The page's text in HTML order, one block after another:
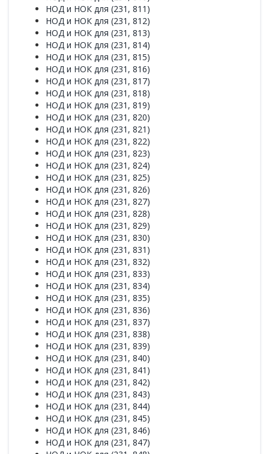
НОД и НОК для (231, 811)
НОД и НОК для (231, 812)
НОД и НОК для (231, 813)
НОД и НОК для (231, 814)
НОД и НОК для (231, 815)
НОД и НОК для (231, 816)
НОД и НОК для (231, 817)
НОД и НОК для (231, 818)
НОД и НОК для (231, 819)
НОД и НОК для (231, 820)
НОД и НОК для (231, 821)
НОД и НОК для (231, 822)
НОД и НОК для (231, 823)
НОД и НОК для (231, 824)
НОД и НОК для (231, 825)
НОД и НОК для (231, 826)
НОД и НОК для (231, 827)
НОД и НОК для (231, 828)
НОД и НОК для (231, 829)
НОД и НОК для (231, 830)
НОД и НОК для (231, 831)
НОД и НОК для (231, 832)
НОД и НОК для (231, 833)
НОД и НОК для (231, 834)
НОД и НОК для (231, 835)
НОД и НОК для (231, 836)
НОД и НОК для (231, 837)
НОД и НОК для (231, 838)
НОД и НОК для (231, 839)
НОД и НОК для (231, 840)
НОД и НОК для (231, 841)
НОД и НОК для (231, 842)
НОД и НОК для (231, 843)
НОД и НОК для (231, 844)
НОД и НОК для (231, 845)
НОД и НОК для (231, 846)
НОД и НОК для (231, 847)